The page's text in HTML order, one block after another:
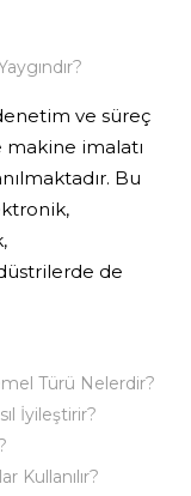
ve süreç
imalatı
Bu
de
Türü Nelerdir?
İyileştirir?
Kullanılır?